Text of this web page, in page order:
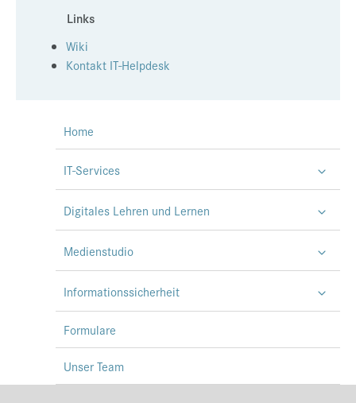
Links
Wiki
Kontakt IT-Helpdesk
Home
IT-Services
Digitales Lehren und Lernen
Medienstudio
Informationssicherheit
Formulare
Unser Team